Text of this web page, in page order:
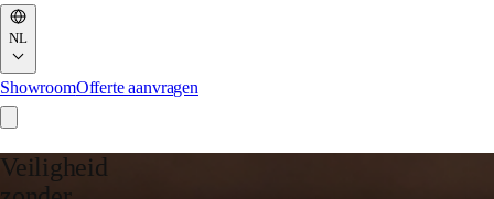
NL
ShowroomOfferte aanvragen
Veiligheid